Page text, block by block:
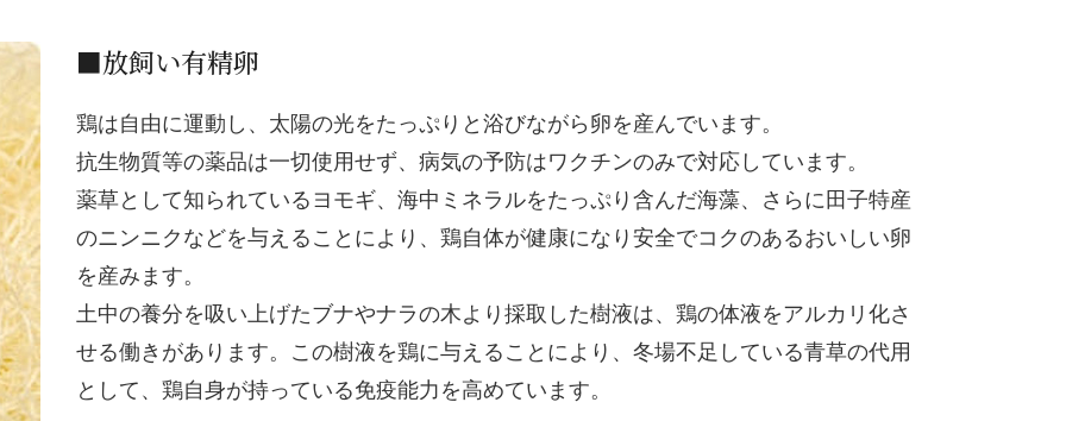
■放飼い有精卵
鶏は自由に運動し、太陽の光をたっぷりと浴びながら卵を産んでいます。
抗生物質等の薬品は一切使用せず、病気の予防はワクチンのみで対応しています。
薬草として知られているヨモギ、海中ミネラルをたっぷり含んだ海藻、さらに田子特産
のニンニクなどを与えることにより、鶏自体が健康になり安全でコクのあるおいしい卵
を産みます。
土中の養分を吸い上げたブナやナラの木より採取した樹液は、鶏の体液をアルカリ化さ
せる働きがあります。この樹液を鶏に与えることにより、冬場不足している青草の代用
として、鶏自身が持っている免疫能力を高めています。